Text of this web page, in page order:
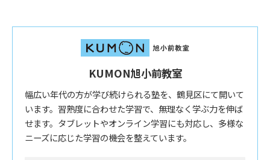
KUMON旭小前教室
幅広い年代の方が学び続けられる塾を、鶴見区にて開いて
います。習熟度に合わせた学習で、無理なく学ぶ力を伸ば
せます。タブレットやオンライン学習にも対応し、多様な
ニーズに応じた学習の機会を整えています。